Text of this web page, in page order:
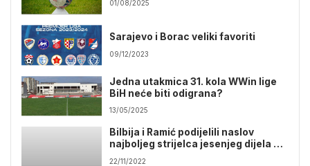
01/08/2025
Sarajevo i Borac veliki favoriti
09/12/2023
Jedna utakmica 31. kola WWin lige
BiH neće biti odigrana?
13/05/2025
Bilbija i Ramić podijelili naslov
najboljeg strijelca jesenjeg dijela PL
BiH
22/11/2022